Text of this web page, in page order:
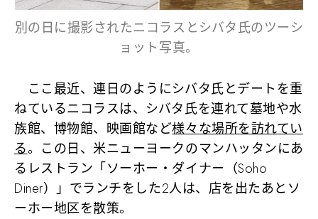
別の日に撮影されたニコラスとシバタ氏のツーシ
ョット写真。
ここ最近、連日のようにシバタ氏とデートを重
ねているニコラスは、シバタ氏を連れて墓地や水
族館、博物館、映画館など様々な場所を訪れてい
る。この日、米ニューヨークのマンハッタンにあ
るレストラン「ソーホー・ダイナー（Soho
Diner）」でランチをした2人は、店を出たあとソ
ーホー地区を散策。